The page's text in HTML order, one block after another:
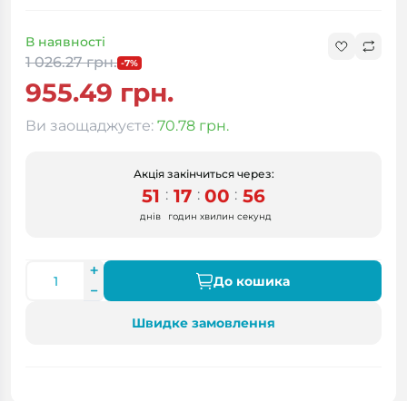
В наявності
1 026.27 грн. -7%
955.49 грн.
Ви заощаджуєте: 70.78 грн.
Акція закінчиться через:
51
днів
: 17
годин
: 00
хвилин
: 55
секунд
До кошика
Швидке замовлення